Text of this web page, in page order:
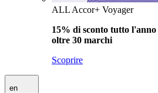
ALL Accor+ Voyager
15% di sconto tutto l'anno
oltre 30 marchi
Scoprire
en